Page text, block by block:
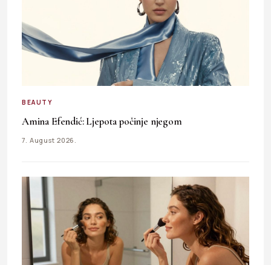
BEAUTY
Amina Efendić: Ljepota počinje njegom
7. August 2026.